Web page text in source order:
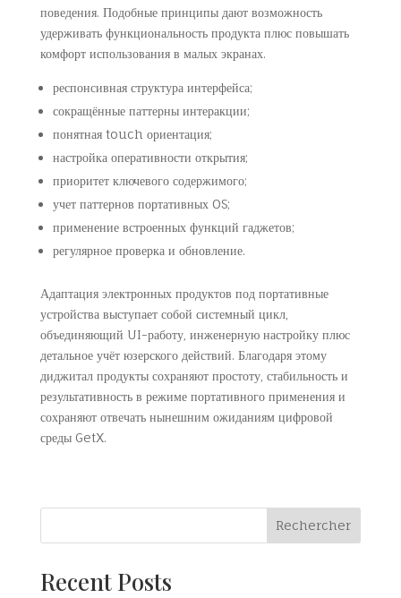
поведения. Подобные принципы дают возможность
удерживать функциональность продукта плюс повышать
комфорт использования в малых экранах.
респонсивная структура интерфейса;
сокращённые паттерны интеракции;
понятная touch ориентация;
настройка оперативности открытия;
приоритет ключевого содержимого;
учет паттернов портативных OS;
применение встроенных функций гаджетов;
регулярное проверка и обновление.
Адаптация электронных продуктов под портативные
устройства выступает собой системный цикл,
объединяющий UI-работу, инженерную настройку плюс
детальное учёт юзерского действий. Благодаря этому
диджитал продукты сохраняют простоту, стабильность и
результативность в режиме портативного применения и
сохраняют отвечать нынешним ожиданиям цифровой
среды GetX.
Rechercher
Recent Posts